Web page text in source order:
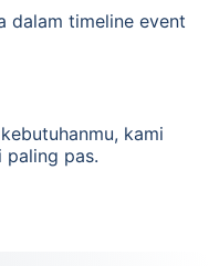
dalam timeline event
kami
paling pas.